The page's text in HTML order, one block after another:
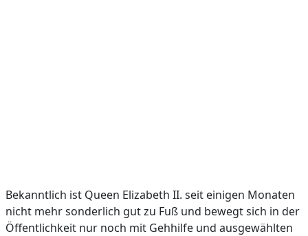
Bekanntlich ist Queen Elizabeth II. seit einigen Monaten
nicht mehr sonderlich gut zu Fuß und bewegt sich in der
Öffentlichkeit nur noch mit Gehhilfe und ausgewählten